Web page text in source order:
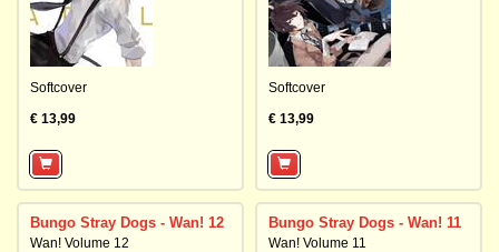
Softcover
€ 13,99
Softcover
€ 13,99
Bungo Stray Dogs - Wan! 12
Wan! Volume 12
Bungo Stray Dogs - Wan! 11
Wan! Volume 11